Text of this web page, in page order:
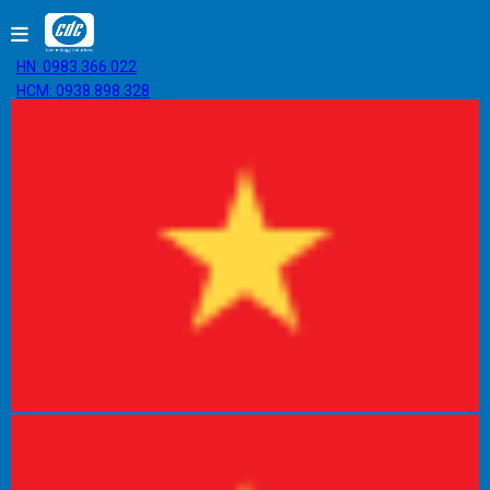
HN: 0983.366.022
HCM: 0938.898.328